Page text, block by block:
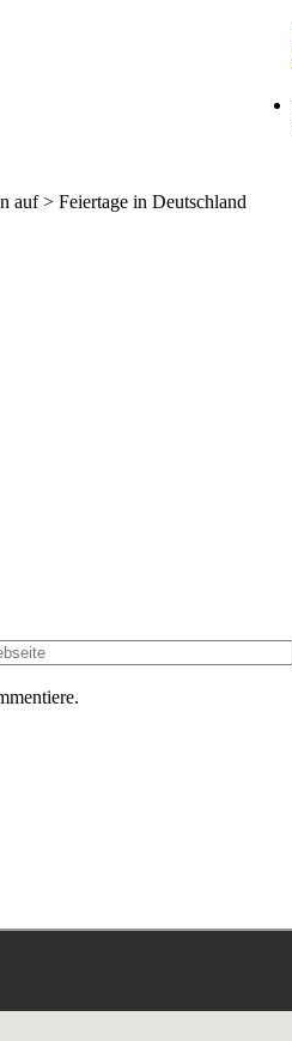
auf > Feiertage in Deutschland